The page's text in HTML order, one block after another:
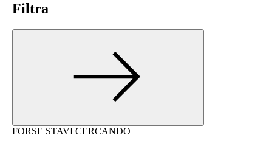
Filtra
FORSE STAVI CERCANDO